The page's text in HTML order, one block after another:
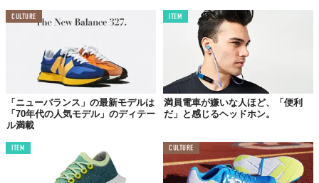
CULTURE
「ニューバランス」の最新モデルは
「70年代の人気モデル」のディテー
ル満載
ITEM
満員電車が嫌いな人ほど、「便利
だ」と感じるヘッドホン。
ITEM CULTURE